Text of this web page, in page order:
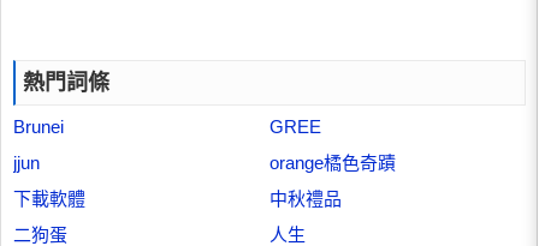
熱門詞條
Brunei
GREE
jjun
orange橘色奇蹟
下載軟體
中秋禮品
二狗蛋
人生